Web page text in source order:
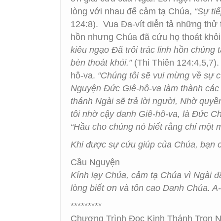
lòng với nhau để cảm tạ Chúa, “Sự
124:8). Vua Đa-vít diễn tả những thử
hồn nhưng Chúa đã cứu họ thoát
kiêu ngạo Đã trôi trác linh hồn chúng
bèn thoát khỏi.”(Thi Thiên
hô-va. “Chúng tôi sẽ vui mừng về sự
Nguyện Đức Giê-hô-va làm thành
thánh Ngài sẽ trả lời người, Nhờ
tôi nhờ cậy danh Giê-hô-va, là Đức
“Hầu cho chúng nó biết rằng chỉ
Khi được sự cứu giúp của Chúa, bạn
Cầu Nguyện
Kính lạy Chúa, cảm tạ Chúa vì Ngài
lòng biết ơn và tôn cao Danh Chúa.
*********
Chương Trình Đọc Kinh Thánh Trọn